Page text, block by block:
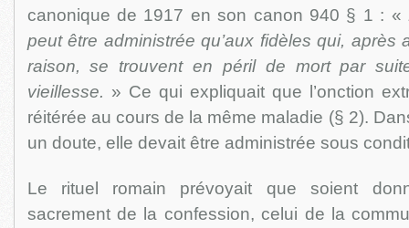
canonique de 1917 en son canon 940 § 1 : «
peut être administrée qu’aux fidèles qui, après
raison, se trouvent en péril de mort par
vieillesse. » Ce qui expliquait que l’onction
réitérée au cours de la même maladie (§ 2).
un doute, elle devait être administrée sous
Le rituel romain prévoyait que soient
sacrement de la confession, celui de la